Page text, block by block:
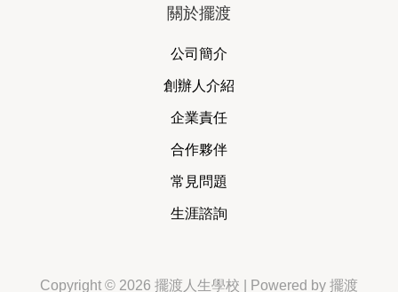
關於擺渡
公司簡介
創辦人介紹
企業責任
合作夥伴
常見問題
生涯諮詢
Copyright © 2026 擺渡人生學校 | Powered by 擺渡